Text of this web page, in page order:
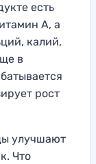
есть
А, а
калий,
в
рост
улучшают
Что